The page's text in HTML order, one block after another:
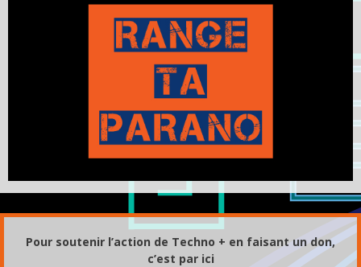
Pour soutenir l’action de Techno + en faisant un don,
c’est par ici